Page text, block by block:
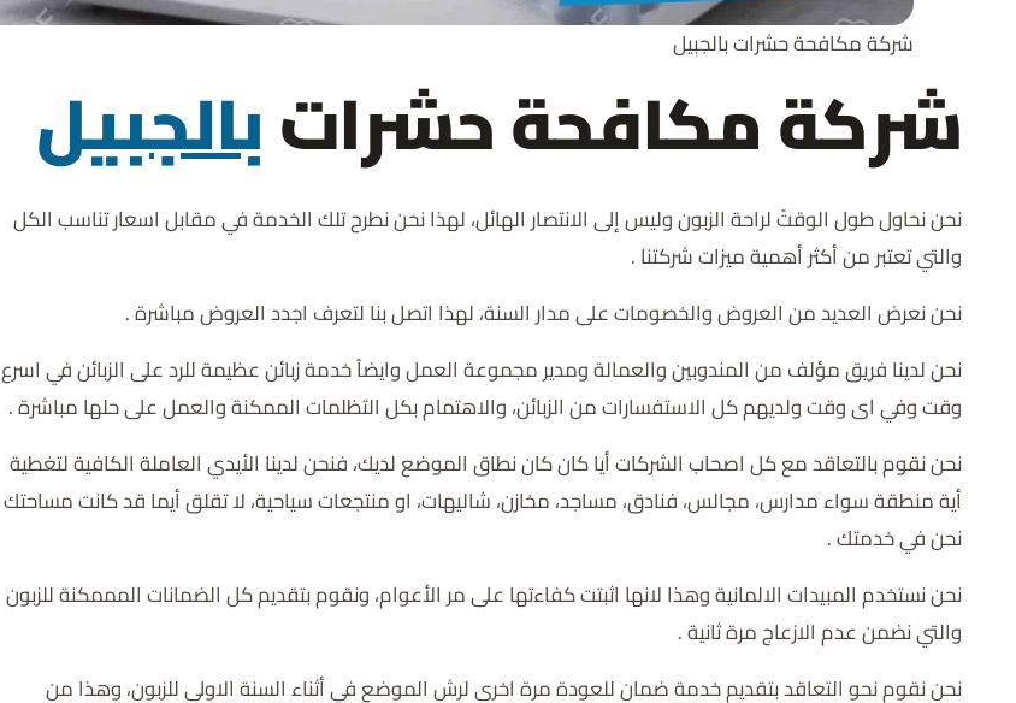
شركة مكافحة حشرات بالجبيل
شركة مكافحة حشراتبالجبيل
نحن نحاول طول الوقتً لراحة الزبون وليس إلى الانتصار الهائل، لهذا نحن نطرح تلك الخدمة في مقابل اسعار تناسب الكل
والتي تعتبر من أكثر أهمية ميزات شركتنا .
نحن نعرض العديد من العروض والخصومات على مدار السنة، لهذا اتصل بنا لتعرف اجدد العروض مباشرة .
نحن لدينا فريق مؤلف من المندوبين والعمالة ومدير مجموعة العمل وايضاً خدمة زبائن عظيمة للرد على الزبائن في اسرع
وقت وفي اى وقت ولديهم كل الاستفسارات من الزبائن، والاهتمام بكل التظلمات الممكنة والعمل على حلها مباشرة .
نحن نقوم بالتعاقد مع كل اصحاب الشركات أيا كان كان نطاق الموضع لديك، فنحن لدينا الأيدي العاملة الكافية لتغطية
أية منطقة سواء مدارس، مجالس، فنادق، مساجد، مخازن، شاليهات، او منتجعات سياحية، لا تقلق أيما قد كانت مساحتك
نحن في خدمتك .
نحن نستخدم المبيدات الالمانية وهذا لانها اثبتت كفاءتها على مر الأعوام، ونقوم بتقديم كل الضمانات المممكنة للزبون
والتي نضمن عدم الازعاج مرة ثانية .
نحن نقوم نحو التعاقد بتقديم خدمة ضمان للعودة مرة اخرى لرش الموضع في أثناء السنة الاولى للزبون، وهذا من